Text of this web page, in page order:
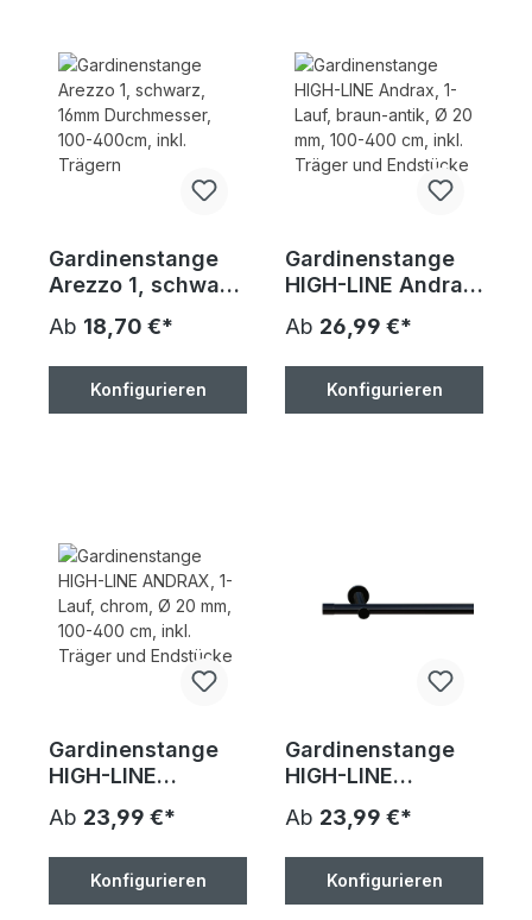
Gardinenstange
Arezzo 1, schwarz,
Durchmesser,
100-400cm, inkl.
Trägern
Ab 18,70 €*
Konfigurieren
Gardinenstange
HIGH-LINE Andrax,
antik, Ø 20 mm,
100-400 cm, inkl.
Träger und
Endstücke
Ab 26,99 €*
Konfigurieren
Gardinenstange
HIGH-LINE
chrom, Ø 20 mm,
100-400 cm, inkl.
Träger und
Endstücke
Ab 23,99 €*
Konfigurieren
Gardinenstange
HIGH-LINE
schwarz-glanz, Ø
20 mm, 100-400
cm, inkl. Träger
und Endstücke
Ab 23,99 €*
Konfigurieren